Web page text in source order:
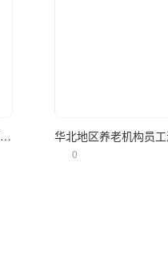
北京市制造业期望功能员工满意度调查
0